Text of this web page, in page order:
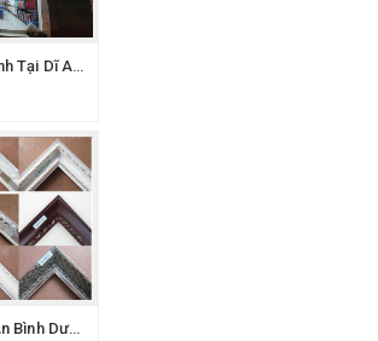
Đóng Khung Tranh Tại Dĩ An Bình Dương
Đóng Khung Dĩ An Bình Dương